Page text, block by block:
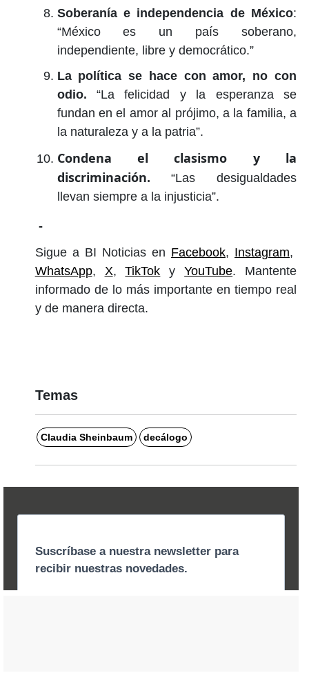
Soberanía e independencia de México:
“México es un país soberano,
independiente, libre y democrático.”
La política se hace con amor, no con
odio. “La felicidad y la esperanza se
fundan en el amor al prójimo, a la familia, a
la naturaleza y a la patria”.
Condena el clasismo y la
discriminación.“Las desigualdades
llevan siempre a la injusticia”.
-
Sigue a BI Noticias en Facebook, Instagram,
WhatsApp, X,TikTok yYouTube. Mantente
informado de lo más importante en tiempo real
y de manera directa.
Temas
Claudia Sheinbaum decálogo